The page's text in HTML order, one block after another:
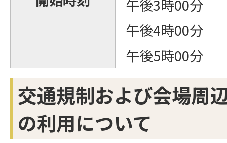
午後3時00分
午後4時00分
午後5時00分
交通規制および会場周
の利用について